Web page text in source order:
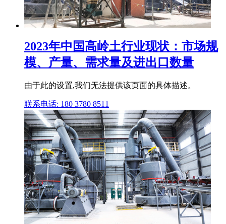
2023年中国高岭土行业现状：市场规
模、产量、需求量及进出口数量
由于此的设置,我们无法提供该页面的具体描述。
联系电话: 180 3780 8511